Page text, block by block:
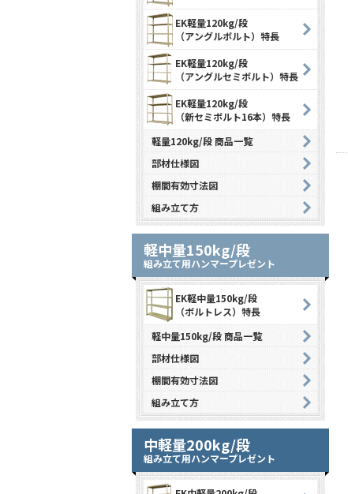
EK軽量120kg/段
（アングルボルト）特長
EK軽量120kg/段
（アングルセミボルト）特長
EK軽量120kg/段
（新セミボルト16本）特長
軽量120kg/段 商品一覧
部材仕様図
棚間有効寸法図
組み立て方
軽中量150kg/段
組み立て用ハンマープレゼント
EK軽中量150kg/段
（ボルトレス）特長
軽中量150kg/段 商品一覧
部材仕様図
棚間有効寸法図
組み立て方
中軽量200kg/段
組み立て用ハンマープレゼント